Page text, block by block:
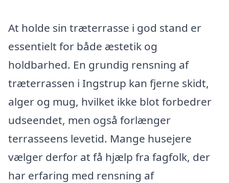
At holde sin træterrasse i god stand er
essentielt for både æstetik og
holdbarhed. En grundig rensning af
træterrassen i Ingstrup kan fjerne skidt,
alger og mug, hvilket ikke blot forbedrer
udseendet, men også forlænger
terrasseens levetid. Mange husejere
vælger derfor at få hjælp fra fagfolk, der
har erfaring med rensning af